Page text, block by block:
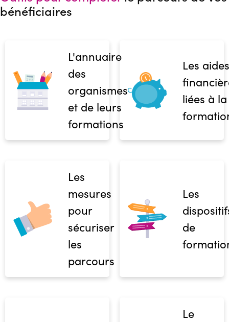
bénéficiaires
L'annuaire
des
organismes
et de leurs
formations
Les aides
liées à la
Les
mesures
pour
sécuriser
les
parcours
Les
de
Le